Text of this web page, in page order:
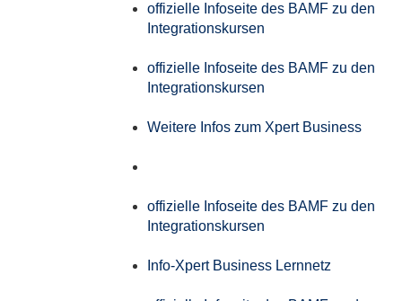
offizielle Infoseite des BAMF zu den
Integrationskursen
offizielle Infoseite des BAMF zu den
Integrationskursen
Weitere Infos zum Xpert Business
offizielle Infoseite des BAMF zu den
Integrationskursen
Info-Xpert Business Lernnetz